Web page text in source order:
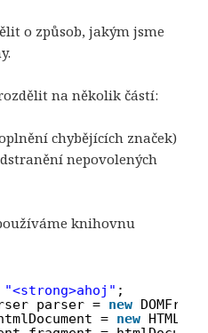
o způsob, jakým jsme
na několik částí:
chybějících značek)
nepovolených
knihovnu
"<strong>ahoj" ;
parser = new
= new